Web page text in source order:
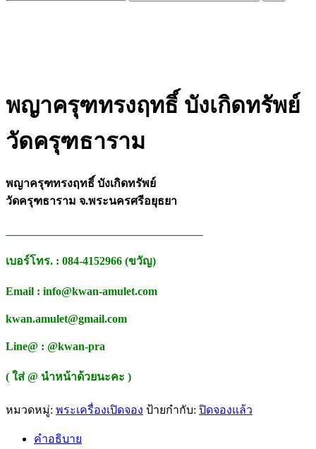
พญาครุฑทรงฤทธิ์ บังเกิดทรัพย์
วัดครุฑธาราม
พญาครุฑทรงฤทธิ์ บังเกิดทรัพย์
วัดครุฑธาราม จ.พระนครศรีอยุธยา
เบอร์โทร. : 084-4152966 (ขวัญ)
Email : info@kwan-amulet.com
kwan.amulet@gmail.com
Line@ : @kwan-pra
( ใส่ @ นำหน้าด้วยนะคะ )
หมวดหมู่: พระเครื่องเปิดจอง ป้ายกำกับ: ปิดจองแล้ว
คำอธิบาย